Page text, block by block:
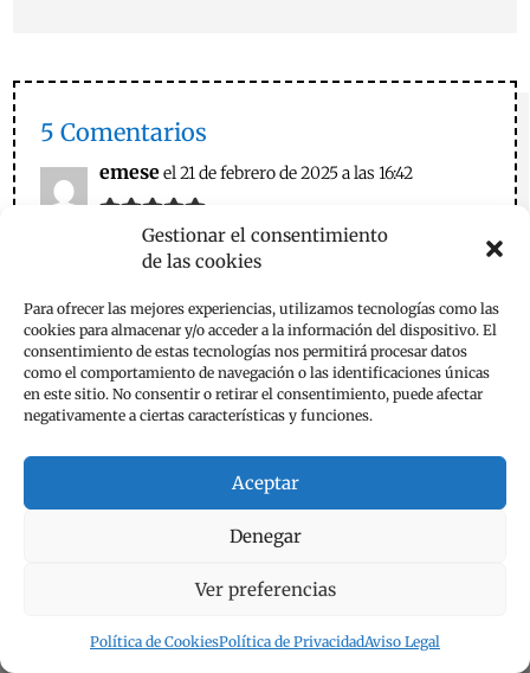
Gestionar el consentimiento
de las cookies
Para ofrecer las mejores experiencias, utilizamos tecnologías como las
cookies para almacenar y/o acceder a la información del dispositivo. El
consentimiento de estas tecnologías nos permitirá procesar datos
como el comportamiento de navegación o las identificaciones únicas
en este sitio. No consentir o retirar el consentimiento, puede afectar
negativamente a ciertas características y funciones.
Aceptar
Denegar
Ver preferencias
Política de CookiesPolítica de PrivacidadAviso Legal
5 Comentarios
emeseel 21 de febrero de 2025 a las 16:42
Responder
Terminatorel 9 de enero de 2026 a las 20:26
Muy bien explicado. La haré muy pronto.,
Responder
el 10 de enero de 2026 a las 20:01
Muchas gracias por tu comentario. Avísame